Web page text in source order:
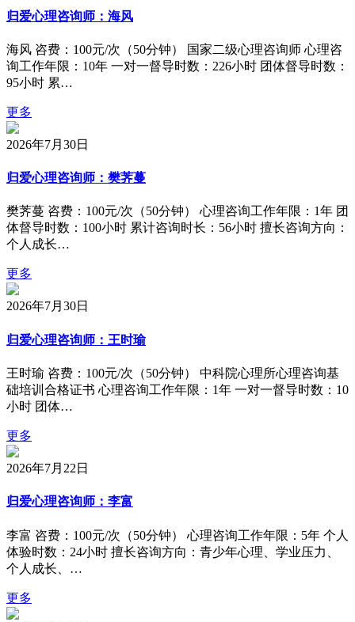
归爱心理咨询师：海风
海风 咨费：100元/次（50分钟） 国家二级心理咨询师 心理咨
询工作年限：10年 一对一督导时数：226小时 团体督导时数：
95小时 累…
更多
2026年7月30日
归爱心理咨询师：樊荠蔓
樊荠蔓 咨费：100元/次（50分钟） 心理咨询工作年限：1年 团
体督导时数：100小时 累计咨询时长：56小时 擅长咨询方向：
个人成长…
更多
2026年7月30日
归爱心理咨询师：王时瑜
王时瑜 咨费：100元/次（50分钟） 中科院心理所心理咨询基
础培训合格证书 心理咨询工作年限：1年 一对一督导时数：10
小时 团体…
更多
2026年7月22日
归爱心理咨询师：李富
李富 咨费：100元/次（50分钟） 心理咨询工作年限：5年 个人
体验时数：24小时 擅长咨询方向：青少年心理、学业压力、
个人成长、…
更多